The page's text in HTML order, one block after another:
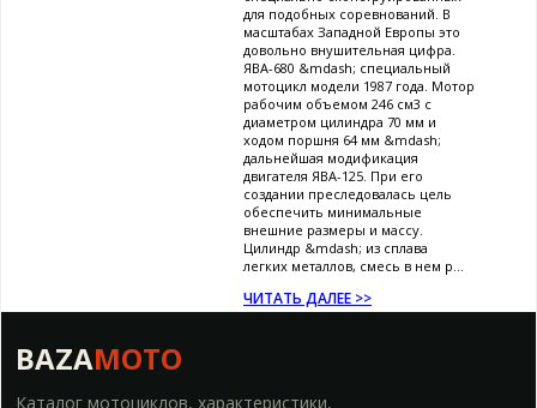
для подобных соревнований. В
масштабах Западной Европы это
довольно внушительная цифра.
ЯВА-680 &mdash; специальный
мотоцикл модели 1987 года. Мотор
рабочим объемом 246 см3 с
диаметром цилиндра 70 мм и
ходом поршня 64 мм &mdash;
дальнейшая модификация
двигателя ЯВА-125. При его
создании преследовалась цель
обеспечить минимальные
внешние размеры и массу.
Цилиндр &mdash; из сплава
легких металлов, смесь в нем р...
ЧИТАТЬ ДАЛЕЕ >>
BAZAMOTO
Каталог мотоциклов, характеристики,